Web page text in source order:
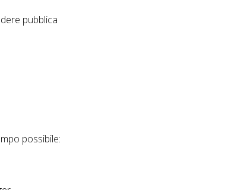
pubblica
possibile: